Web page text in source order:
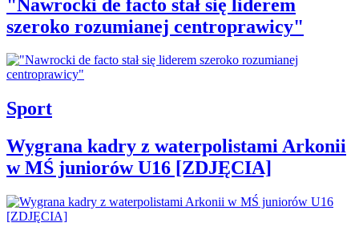
"Nawrocki de facto stał się liderem
szeroko rozumianej centroprawicy"
Sport
Wygrana kadry z waterpolistami Arkonii
w MŚ juniorów U16 [ZDJĘCIA]